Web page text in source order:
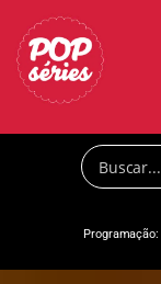
Programação: